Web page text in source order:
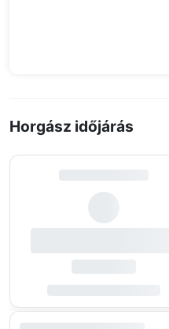
Horgász időjárás